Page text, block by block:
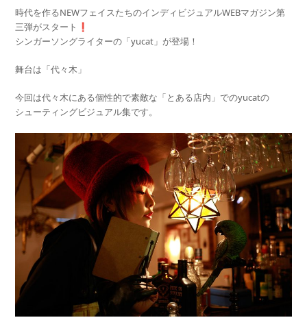
時代を作るNEWフェイスたちのインディビジュアルWEBマガジン第
三弾がスタート❗️
シンガーソングライターの「yucat」が登場！
舞台は「代々木」
今回は代々木にある個性的で素敵な「とある店内」でのyucatの
シューティングビジュアル集です。